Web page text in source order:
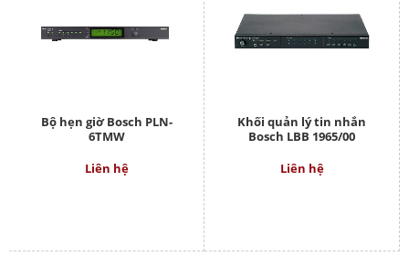
Bộ hẹn giờ Bosch PLN-
6TMW
Liên hệ
Khối quản lý tin nhắn
Bosch LBB 1965/00
Liên hệ